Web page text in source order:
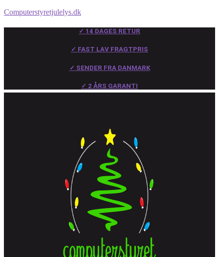
Computerstyretjulelys.dk
✓ 14 DAGES RETUR
✓ FAST LAV FRAGTPRIS
✓ SENDER FRA DANMARK
✓ 2 ÅRS GARANTI